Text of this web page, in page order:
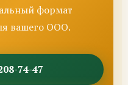
формат
вашего ООО.
74-47